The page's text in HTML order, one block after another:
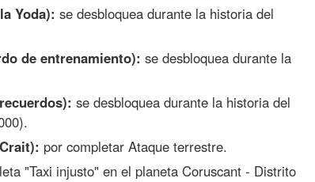
Yoda): se desbloquea durante la historia del
de entrenamiento): se desbloquea durante la
se desbloquea durante la historia del
por completar Ataque terrestre.
"Taxi injusto" en el planeta Coruscant - Distrito